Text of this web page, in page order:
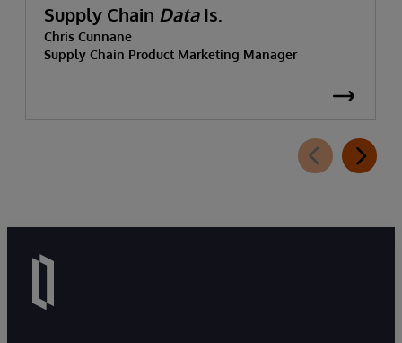
Supply Chain DataIs.
Chris Cunnane
Supply Chain Product Marketing Manager